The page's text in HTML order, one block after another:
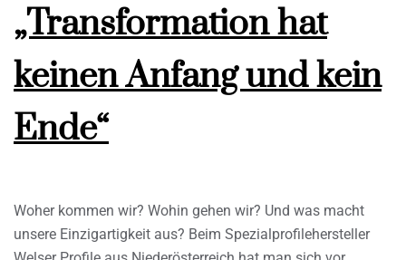
„Transformation hat
keinen Anfang und kein
Ende“
Woher kommen wir? Wohin gehen wir? Und was macht
unsere Einzigartigkeit aus? Beim Spezialprofilehersteller